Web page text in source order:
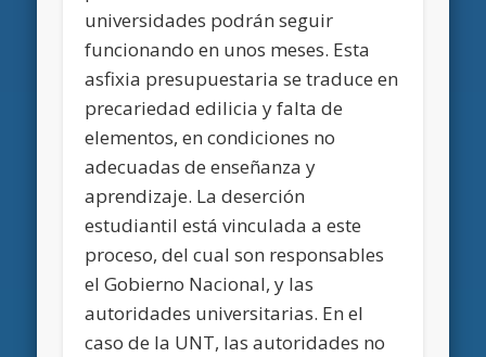
universidades podrán seguir
funcionando en unos meses. Esta
asfixia presupuestaria se traduce en
precariedad edilicia y falta de
elementos, en condiciones no
adecuadas de enseñanza y
aprendizaje. La deserción
estudiantil está vinculada a este
proceso, del cual son responsables
el Gobierno Nacional, y las
autoridades universitarias. En el
caso de la UNT, las autoridades no